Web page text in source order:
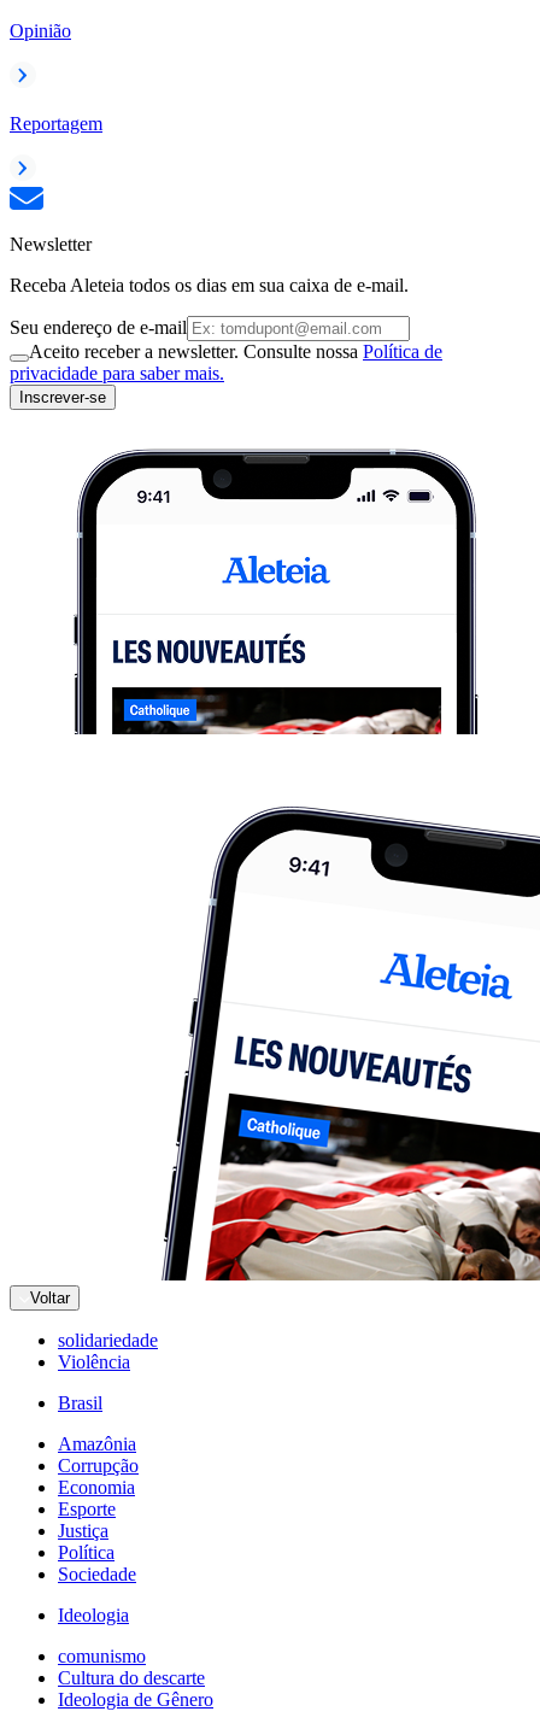
Opinião
Reportagem
Newsletter
Receba Aleteia todos os dias em sua caixa de e-mail.
Seu endereço de e-mail
Aceito receber a newsletter. Consulte nossa Política de
privacidade para saber mais.
Inscrever-se
Voltar
solidariedade
Violência
Brasil
Amazônia
Corrupção
Economia
Esporte
Justiça
Política
Sociedade
Ideologia
comunismo
Cultura do descarte
Ideologia de Gênero